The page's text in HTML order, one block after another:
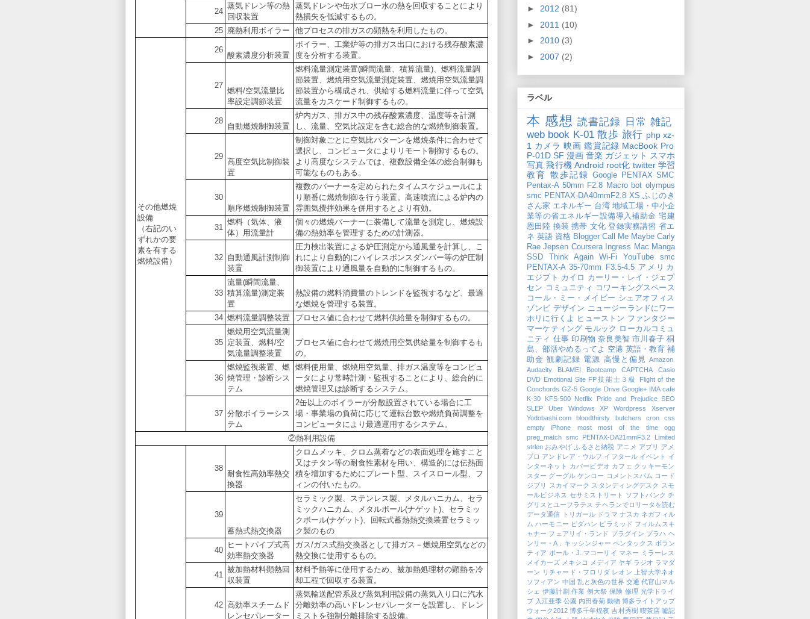
24
蒸気ドレン等の熱
回収装置
蒸気ドレンや缶水ブロー水の熱を回収することにより
熱損失を低減するもの。
25 廃熱利用ボイラー 他プロセスの排ガスの顕熱を利用したもの。
その他燃焼
設備
（右記のい
ずれかの要
素を有する
燃焼設備）
26
酸素濃度分析装置
ボイラー、工業炉等の排ガス出口における残存酸素濃
度を分析する装置。
27
燃料/空気流量比
率設定調節装置
燃料流量測定装置(瞬間流量、積算流量)、燃料流量調
節装置、燃焼用空気流量測定装置、燃焼用空気流量調
節装置から構成され、供給する燃料流量に伴って空気
流量をカスケード制御するもの。
28
自動燃焼制御装置
炉内ガス、排ガス中の残存酸素濃度、温度等を計測
し、流量、空気比設定を含む総合的な燃焼制御装置。
29
高度空気比制御装
置
制御対象ごとに空気比パターンを燃焼条件に合わせて
選択し、コンピュータによりリモート制御するもの。
より高度なシステムでは、複数設備全体の総合制御も
可能なものもある。
30
順序燃焼制御装置
複数のバーナーを定められたタイムスケジュールによ
り順番に燃焼制御を行う装置。高速噴流による炉内の
雰囲気攪拌効果を併用するとより有効。
31
燃料（気体、液
体）用流量計
個々の燃焼バーナーに装備して流量を測定し、燃焼設
備の熱効率を管理するための計測器。
32 自動通風計測制御
装置
圧力検出装置による炉圧測定から通風量を計算し、こ
れにより自動的にハイレスポンスダンパー等の炉圧制
御装置により通風量を自動的に制御するもの。
33
流量(瞬間流量、
積算流量)測定装
置
熱設備の燃料消費量のトレンドを監視するなど、最適
な燃焼を管理する装置。
34 燃料流量調整装置 プロセス値に合わせて燃料供給量を制御するもの。
35
燃焼用空気流量測
定装置、燃料/空
気流量調整装置
プロセス値に合わせて燃焼用空気供給量を制御するも
の。
36
燃焼監視装置、燃
焼管理・診断シス
テム
燃料使用量、燃焼用空気量、排ガス温度等をコンピュ
ータにより常時計測・監視することにより、総合的に
燃焼管理又は診断するシステム。
37 分散ボイラーシス
テム
2缶以上のボイラーが分散設置されている場合に工
場・事業場の負荷に応じて運転台数や燃焼負荷調整を
コンピュータにより最適運用するシステム。
②熱利用設備
38
耐食性高効率熱交
換器
クロムメッキ、クロム蒸着などの表面処理を施すこと
又はチタン等の耐食性素材を用い、構造的には伝熱面
積を増加するためにプレート型、スイスロール型、フ
ィンの付いたもの。
39
蓄熱式熱交換器
セラミック製、ステンレス製、メタルハニカム、セラ
ミックハニカム、メタルボール(ナゲット)、セラミッ
クボール(ナゲット)、回転式蓄熱熱交換装置セラミッ
ク製のもの
40
ヒートパイプ式高
効率熱交換器
ガス/ガス式熱交換器として排ガス－燃焼用空気などの
熱交換に使用するもの。
41
被加熱材料顕熱回
収装置
材料予熱等に使用するため、被加熱処理材の顕熱を冷
却工程で回収する装置。
42 高効率スチームド
レンセパレーター
蒸気輸送配管系及び蒸気利用設備の蒸気入り口に汽水
分離効率の高いドレンセパレーターを設置し、ドレン
ミストを強制分離排除する設備。
► 2012 (81)
► 2011 (10)
► 2010 (3)
► 2007 (2)
ラベル
本 感想 読書記録 日常 雑記
web book K-01 散歩 旅行 php xz-
1 カメラ 映画 鑑賞記録 MacBook Pro
P-01D SF 漫画 音楽 ガジェット スマホ
写真 飛行機 Android root化 twitter 学習
教育 散歩記録 Google PENTAX SMC
Pentax-A 50mm F2.8 Macro bot olympus
smc PENTAX-DA40mmF2.8 XS ふじのき
さん家 エネルギー 台湾 地域工場・中小企
業等の省エネルギー設備導入補助金 宅建
恩田陸 換装 携帯 文化 登録実務講習 省エ
ネ 英語 資格 Blogger Call Me Maybe Carly
Rae Jepsen Coursera Ingress Mac Manga
SSD
Think Again Wi-Fi YouTube
smc
PENTAX-A 35-70mm F3.5-4.5 アメリカ
エジプト カイロ カーリー・レイ・ジェプ
セン コミュニティ コワーキングスペース
コール・ミー・メイビー シェアオフィス
ゾンビ デザイン ニュージーランドにワー
ホリに行くよ
ヒューストン ファンタジー
マーケティング モルック ローカルコミュ
ニティ 仕事 印刷物 奈良美智 市川春子 桐
島、部活やめるってよ 空港 英語・教育 補
助金 観劇記録 電源 高慢と偏見 Amazon
Audacity
BLAME! Bootcamp CAPTCHA
Casio
DVD Emotional Site FP技能士３級
Flight of the
Conchords GZ-5 Google Drive Google+ IMA cafe
K-30
KFS-500 Netflix Pride and Prejudice SEO
SLEP
Uber Windows XP Wordpress
Xserver
Yodobashi.com
bloodthirsty butchers cron
css
empty
iPhone most most of the time
ogg
preg_match smc PENTAX-DA21mmF3.2 Limited
strlen おみやげ ふるさと納税 アニメ アプリ
アメ
ブロ アンドレア・ウルフ イフタール イベント
イ
ンターネット
カバービデオ カフェ クッキーモン
スター グーグル ケンコー コメントスパム コード
ジブリ
スカイマーク スタンディングデスク
スモ
ールビジネス セサミストリート ソフトバンク チ
グリスとユーフラテス テヘランでロリータを読む
データ通信
トリガール ドラマ ナスカ ネガフィル
ム ハーモニー ピダハン ピラミッド フィルムスキ
ャナー フェアリイ・ランド プラグイン プラハ ヘ
ンリー・A．キッシンジャー ペンタックス ボラン
ティア ポール・J. マコーリイ マネー
ミラーレス
メイカーズ メキシコ メディア ヤギ ラジオ ラマダ
ーン リチャード・フロリダ レオン
上智大学ネオ
ソフィアン 中国 乱と灰色の世界 交通 代官山マル
シェ 伊藤計劃 作業 例大祭 保険 修理 光学ドライ
ブ 入江亜季 公園 内田春菊 動物 博多ライトアップ
ウォーク2012 博多千年煌夜 吉村秀樹 喫茶店 嘘記